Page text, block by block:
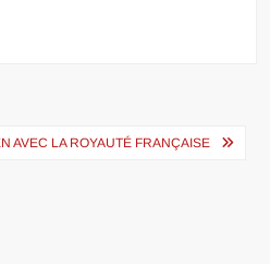
AVEC LA ROYAUTÉ FRANÇAISE